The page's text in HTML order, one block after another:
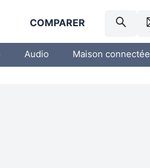
COMPARER
Audio Maison connectée